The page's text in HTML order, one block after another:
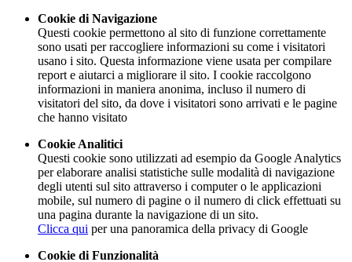
Cookie di Navigazione
Questi cookie permettono al sito di funzione correttamente
sono usati per raccogliere informazioni su come i visitatori
usano i sito. Questa informazione viene usata per compilare
report e aiutarci a migliorare il sito. I cookie raccolgono
informazioni in maniera anonima, incluso il numero di
visitatori del sito, da dove i visitatori sono arrivati e le pagine
che hanno visitato
Cookie Analitici
Questi cookie sono utilizzati ad esempio da Google Analytics
per elaborare analisi statistiche sulle modalità di navigazione
degli utenti sul sito attraverso i computer o le applicazioni
mobile, sul numero di pagine o il numero di click effettuati su
una pagina durante la navigazione di un sito.
Clicca qui per una panoramica della privacy di Google
Cookie di Funzionalità